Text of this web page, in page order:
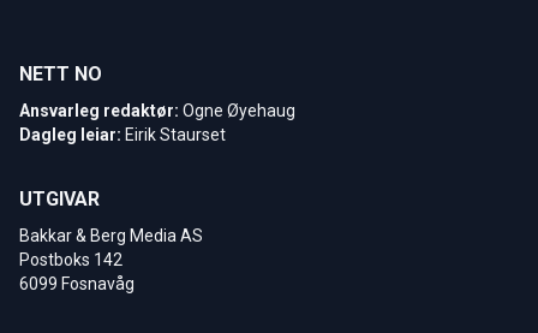
NETT NO
Ansvarleg redaktør: Ogne Øyehaug
Dagleg leiar: Eirik Staurset
UTGIVAR
Bakkar & Berg Media AS
Postboks 142
6099 Fosnavåg